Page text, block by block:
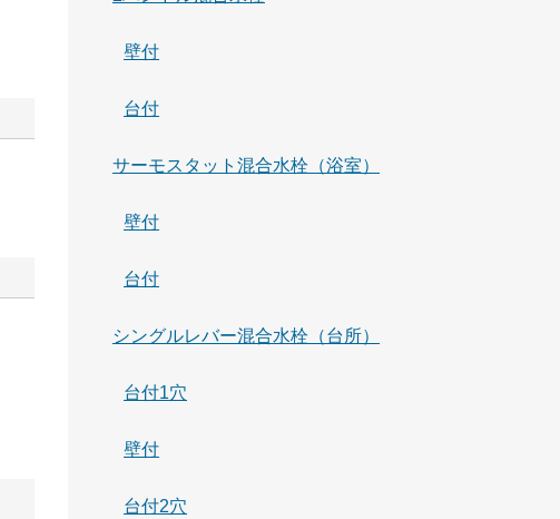
壁付
台付
サーモスタット混合水栓（浴室）
壁付
台付
シングルレバー混合水栓（台所）
台付1穴
壁付
台付2穴